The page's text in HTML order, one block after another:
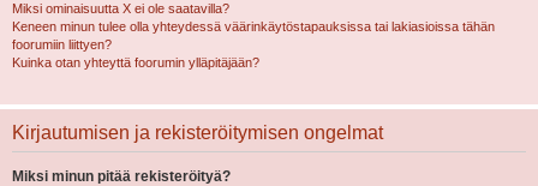
Miksi ominaisuutta X ei ole saatavilla?
Keneen minun tulee olla yhteydessä väärinkäytöstapauksissa tai lakiasioissa tähän
foorumiin liittyen?
Kuinka otan yhteyttä foorumin ylläpitäjään?
Kirjautumisen ja rekisteröitymisen ongelmat
Miksi minun pitää rekisteröityä?